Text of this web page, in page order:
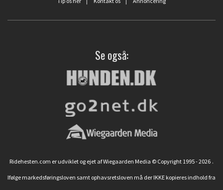
Se også:
Ridehesten.com er udviklet og ejet af Wiegaarden Media © Copyright 1995 - 2026 .
Ifølge markedsføringsloven samt ophavsretsloven må der IKKE kopieres indhold fra